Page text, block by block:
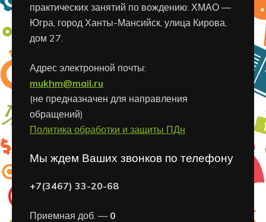
практических занятий по вождению: ХМАО —
Югра, город Ханты-Мансийск, улица Кирова,
дом 27.
Адрес электронной почты:
mukhm@mail.ru
(не предназначен для направления
обращений)
Политика обработки и защиты ПДн
Мы ждем Ваших звонков по телефону
+7(3467) 33-20-68
Приемная доб. — 0